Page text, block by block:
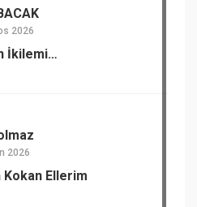
2026
İkilemi…
2026
Kokan Ellerim